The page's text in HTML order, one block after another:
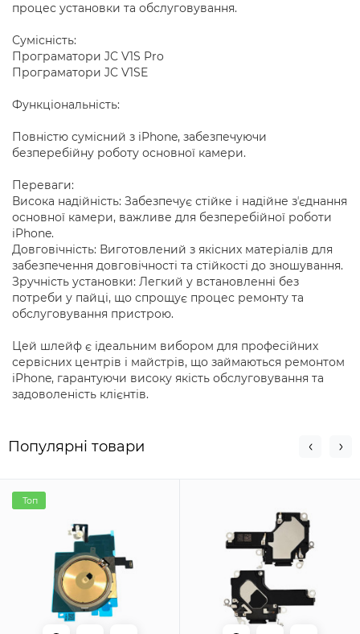
процес установки та обслуговування.
Сумісність:
Програматори JC V1S Pro
Програматори JC V1SE
Функціональність:
Повністю сумісний з iPhone, забезпечуючи
безперебійну роботу основної камери.
Переваги:
Висока надійність: Забезпечує стійке і надійне зʼєднання
основної камери, важливе для безперебійної роботи
iPhone.
Довговічність: Виготовлений з якісних матеріалів для
забезпечення довговічності та стійкості до зношування.
Зручність установки: Легкий у встановленні без
потреби у пайці, що спрощує процес ремонту та
обслуговування пристрою.
Цей шлейф є ідеальним вибором для професійних
сервісних центрів і майстрів, що займаються ремонтом
iPhone, гарантуючи високу якість обслуговування та
задоволеність клієнтів.
Популярні товари
Топ